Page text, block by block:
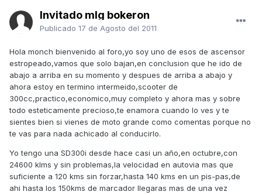
Invitado mlg bokeron
Publicado 17 de Agosto del 2011
Hola monch bienvenido al foro,yo soy uno de esos de ascensor
estropeado,vamos que solo bajan,en conclusion que he ido de
abajo a arriba en su momento y despues de arriba a abajo y
ahora estoy en termino intermeido,scooter de
300cc,practico,economico,muy completo y ahora mas y sobre
todo esteticamente precioso,te enamora cuando lo ves y te
sientes bien si vienes de moto grande como comentas porque no
te vas para nada achicado al conducirlo.
Yo tengo una SD300i desde hace casi un año,en octubre,con
24600 klms y sin problemas,la velocidad en autovia mas que
suficiente a 120 kms sin forzar,hasta 140 kms en un pis-pas,de
ahi hasta los 150kms de marcador llegaras mas de una vez